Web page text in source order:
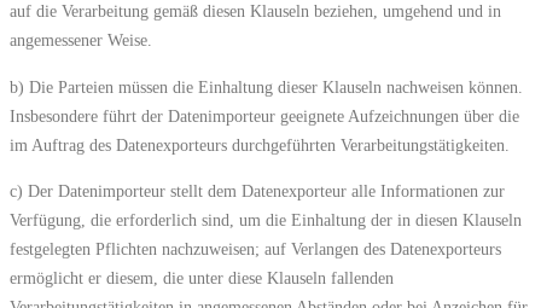
auf die Verarbeitung gemäß diesen Klauseln beziehen, umgehend und in
angemessener Weise.
b) Die Parteien müssen die Einhaltung dieser Klauseln nachweisen können.
Insbesondere führt der Datenimporteur geeignete Aufzeichnungen über die
im Auftrag des Datenexporteurs durchgeführten Verarbeitungstätigkeiten.
c) Der Datenimporteur stellt dem Datenexporteur alle Informationen zur
Verfügung, die erforderlich sind, um die Einhaltung der in diesen Klauseln
festgelegten Pflichten nachzuweisen; auf Verlangen des Datenexporteurs
ermöglicht er diesem, die unter diese Klauseln fallenden